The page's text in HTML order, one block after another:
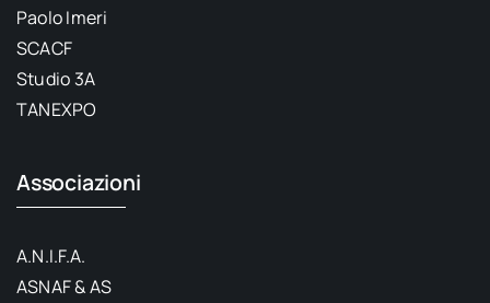
Paolo Imeri
SCACF
Studio 3A
TANEXPO
Associazioni
A.N.I.F.A.
ASNAF & AS